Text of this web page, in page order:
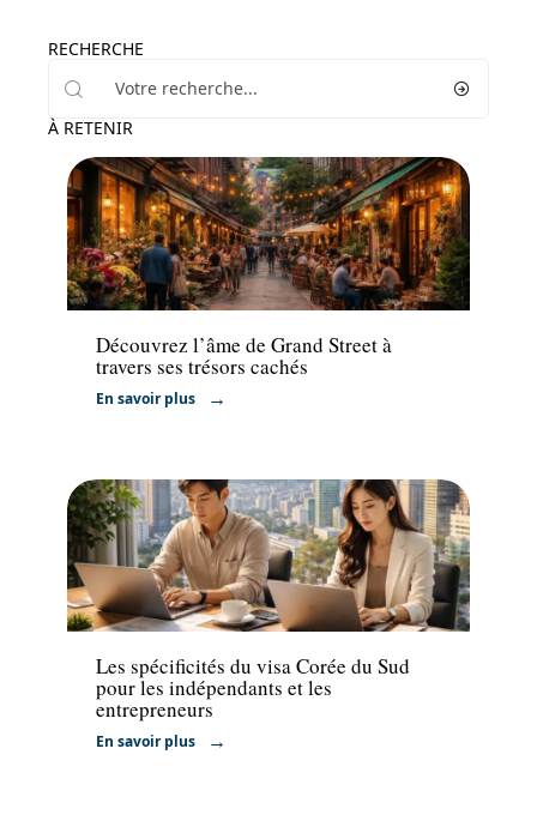
RECHERCHE
À RETENIR
Voyage
Découvrez l’âme de Grand Street à
travers ses trésors cachés
En savoir plus
Actu
Les spécificités du visa Corée du Sud
pour les indépendants et les
entrepreneurs
En savoir plus